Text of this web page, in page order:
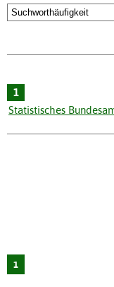
1
Statistisches
1